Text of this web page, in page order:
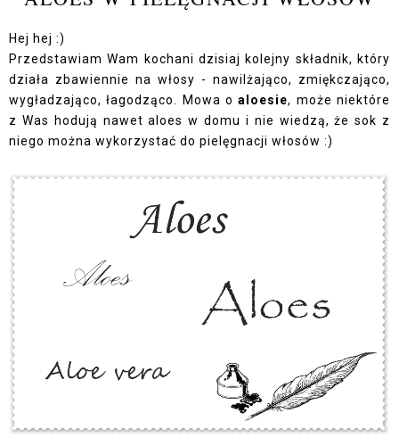
Hej hej :)
Przedstawiam Wam kochani dzisiaj kolejny składnik, który
działa zbawiennie na włosy - nawilżająco, zmiękczająco,
wygładzająco, łagodząco. Mowa oaloesie, może niektóre
z Was hodują nawet aloes w domu i nie wiedzą, że sok z
niego można wykorzystać do pielęgnacji włosów :)